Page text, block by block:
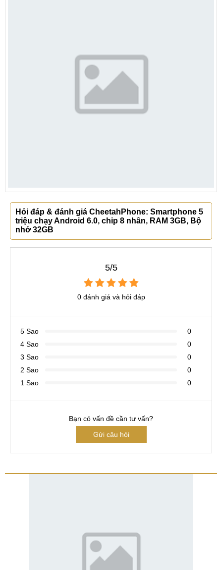
Hỏi đáp & đánh giá CheetahPhone: Smartphone 5
triệu chạy Android 6.0, chip 8 nhân, RAM 3GB, Bộ
nhớ 32GB
5/5
0 đánh giá và hỏi đáp
5 Sao
0
4 Sao
0
3 Sao
0
2 Sao
0
1 Sao
0
Bạn có vấn đề cần tư vấn?
Gửi câu hỏi